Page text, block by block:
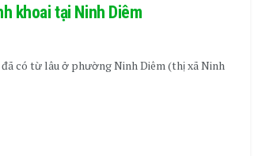
khoai tại Ninh Diêm
có từ lâu ở phường Ninh Diêm (thị xã Ninh